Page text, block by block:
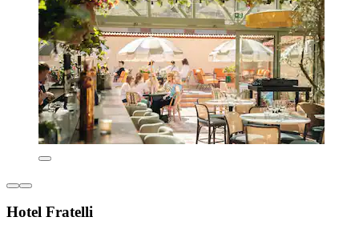
Hotel Fratelli